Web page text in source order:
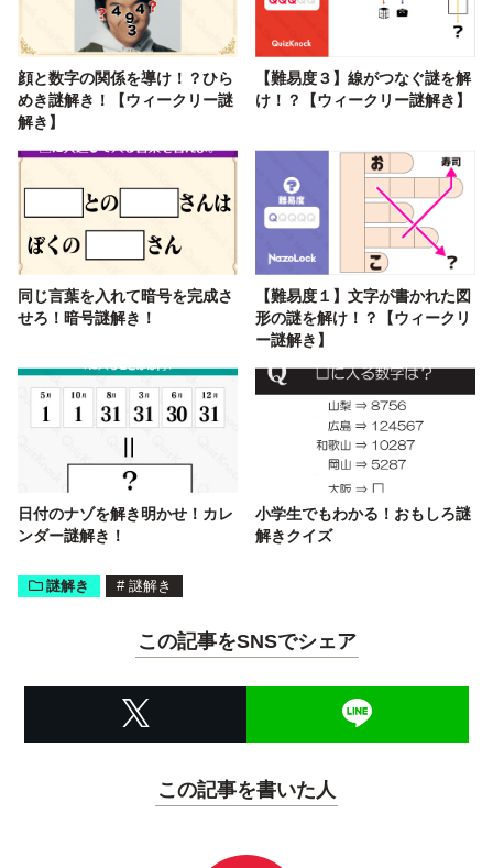
顔と数字の関係を導け！？ひら
めき謎解き！【ウィークリー謎
解き】
【難易度３】線がつなぐ謎を解
け！？【ウィークリー謎解き】
同じ言葉を入れて暗号を完成さ
せろ！暗号謎解き！
【難易度１】文字が書かれた図
形の謎を解け！？【ウィークリ
ー謎解き】
日付のナゾを解き明かせ！カレ
ンダー謎解き！
小学生でもわかる！おもしろ謎
解きクイズ
謎解き # 謎解き
この記事をSNSでシェア
この記事を書いた人